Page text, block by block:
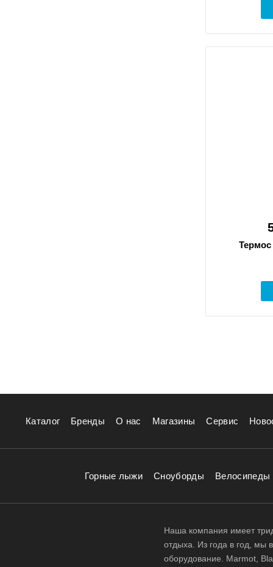
Термос
Каталог Бренды О нас Магазины Сервис
Горные лыжи Сноуборды Велосипеды
Наша компания имеет
отдыха. Из года в год, мы
оборудование. Marmot,